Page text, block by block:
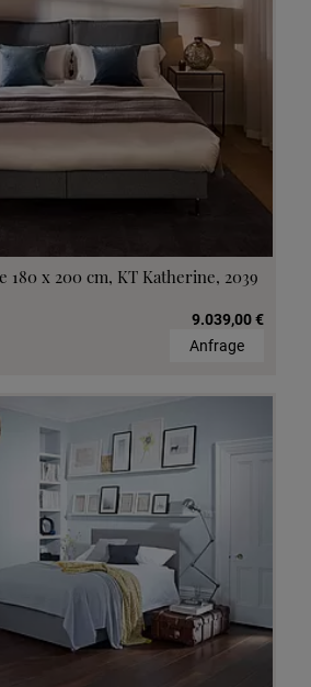
180 x 200 cm, KT Katherine, 2039
9.039,00 €
Anfrage